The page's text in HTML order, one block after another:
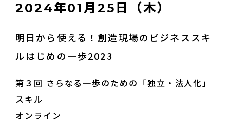
お問合せ
2024年01月25日（木）
明日から使える！創造現場のビジネススキ
ルはじめの一歩2023
第３回 さらなる一歩のための「独立・法人化」
スキル
オンライン